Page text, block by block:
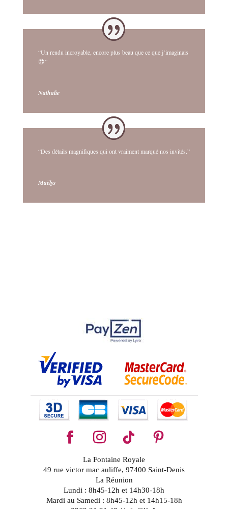
“Un rendu incroyable, encore plus beau que ce que j’imaginais
😍”
Nathalie
“Des détails magnifiques qui ont vraiment marqué nos invités.”
Maëlys
La Fontaine Royale
49 rue victor mac auliffe, 97400 Saint-Denis
La Réunion
Lundi : 8h45-12h et 14h30-18h
Mardi au Samedi : 8h45-12h et 14h15-18h